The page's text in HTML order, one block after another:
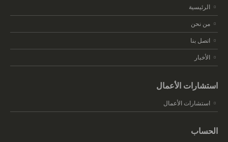
الرئيسية
من نحن
اتصل بنا
الأخبار
استشارات الأعمال
استشارات الأعمال
الحساب